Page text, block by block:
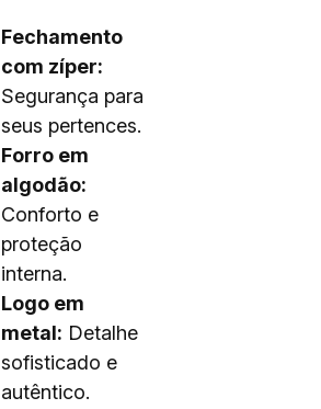
Fechamento
com zíper:
Segurança para
seus pertences.
Forro em
algodão:
Conforto e
proteção
interna.
Logo em
metal: Detalhe
sofisticado e
autêntico.